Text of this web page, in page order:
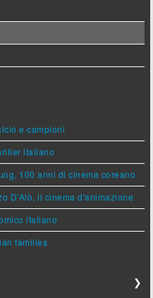
e campioni
italiano
100 anni di cinema coreano
D'Alò, il cinema d'animazione
italiano
families
❯